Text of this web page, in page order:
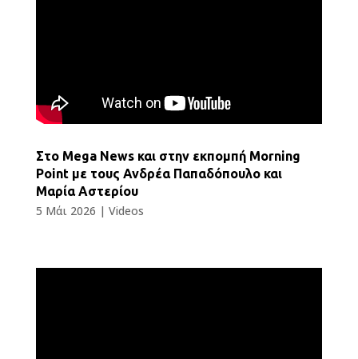
Στο Mega News και στην εκπομπή Morning
Point με τους Ανδρέα Παπαδόπουλο και
Μαρία Αστερίου
5 Μάι 2026 | Videos